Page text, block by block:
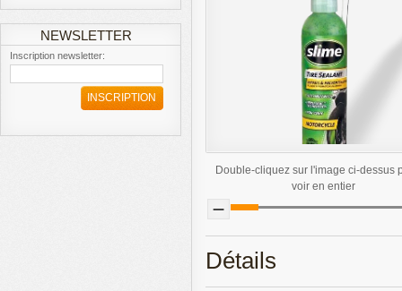
Double-cliquez sur l'image ci-dessus
voir en entier
Détails
NEWSLETTER
Inscription newsletter:
INSCRIPTION